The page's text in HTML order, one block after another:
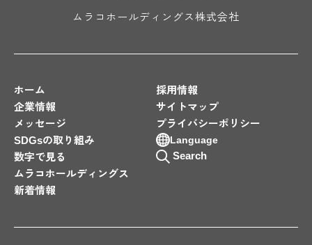
ムラコホールディングス株式会社
ホーム
企業情報
メッセージ
SDGsの取り組み
数字で見る
ムラコホールディングス
新着情報
採用情報
サイトマップ
プライバシーポリシー
Language
Search